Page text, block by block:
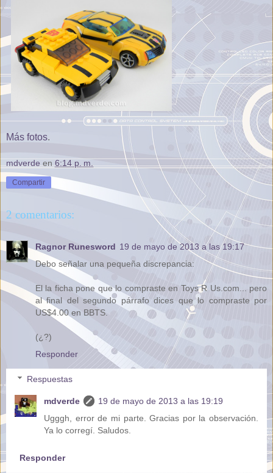
Más fotos.
mdverde en 6:14 p. m.
Compartir
2 comentarios:
Ragnor Runesword 19 de mayo de 2013 a las 19:17
Debo señalar una pequeña discrepancia:
El la ficha pone que lo compraste en Toys R Us.com... pero
al final del segundo párrafo dices que lo compraste por
US$4.00 en BBTS.
(¿?)
Responder
Respuestas
mdverde
19 de mayo de 2013 a las 19:19
Ugggh, error de mi parte. Gracias por la observación.
Ya lo corregí. Saludos.
Responder